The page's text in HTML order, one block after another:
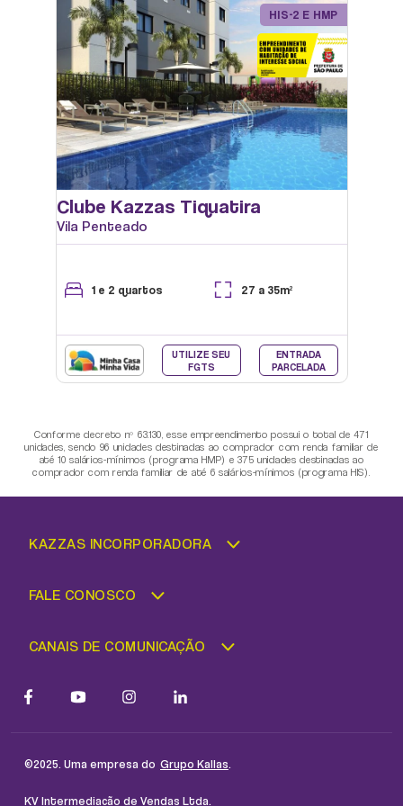
PISCINA
PORTARIA
HIS-2 E HMP
Clube Kazzas Tiquatira
Vila Penteado
1 e 2 quartos 27 a 35m²
UTILIZE SEU
FGTS
ENTRADA
PARCELADA
Conforme decreto nº 63.130, esse empreendimento possui o total de 471
unidades, sendo 96 unidades destinadas ao comprador com renda familiar de
até 10 salários-mínimos (programa HMP) e 375 unidades destinadas ao
comprador com renda familiar de até 6 salários-mínimos (programa HIS).
KAZZAS INCORPORADORA
FALE CONOSCO
CANAIS DE COMUNICAÇÃO
©2025. Uma empresa do Grupo Kallas.
KV Intermediação de Vendas Ltda.